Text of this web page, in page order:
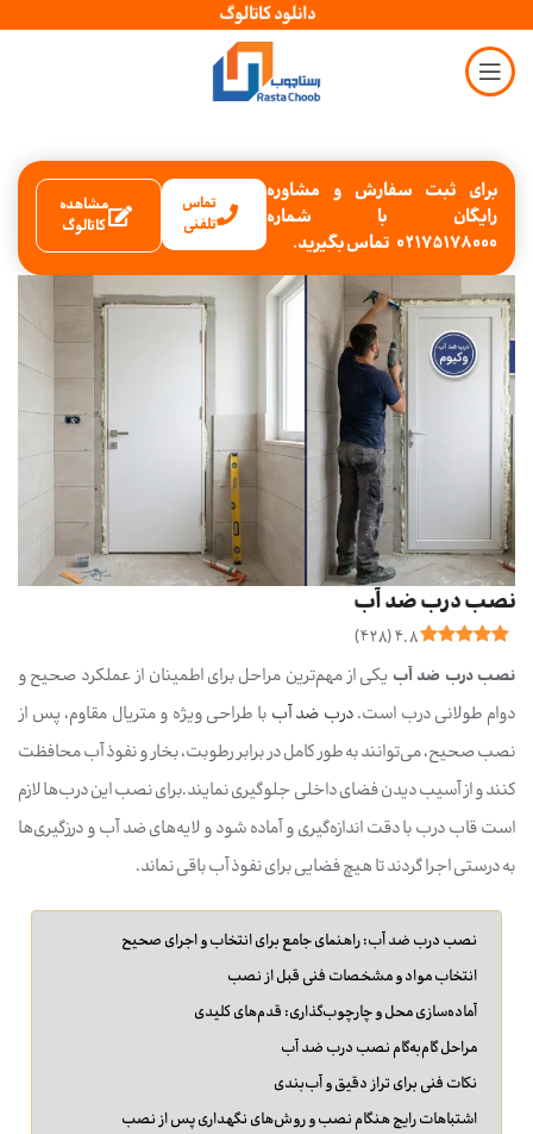
دانلود کاتالوگ
برای ثبت سفارش و مشاوره
رایگان با شماره
02175178000 تماس بگیرید.
تماس
تلفنی
مشاهده
کاتالوگ
نصب درب ضد آب
4.8
(
428
)
نصب درب ضد آب یکی از مهم‌ترین مراحل برای اطمینان از عملکرد صحیح و
دوام طولانی درب است.درب ضد آب با طراحی ویژه و متریال مقاوم، پس از
نصب صحیح، می‌توانند به طور کامل در برابر رطوبت، بخار و نفوذ آب محافظت
کنند و از آسیب دیدن فضای داخلی جلوگیری نمایند.برای نصب این درب‌ها لازم
است قاب درب با دقت اندازه‌گیری و آماده شود و لایه‌های ضد آب و درزگیری‌ها
به درستی اجرا گردند تا هیچ فضایی برای نفوذ آب باقی نماند.
نصب درب ضد آب: راهنمای جامع برای انتخاب و اجرای صحیح
انتخاب مواد و مشخصات فنی قبل از نصب
آماده‌سازی محل و چارچوب‌گذاری: قدم‌های کلیدی
مراحل گام‌به‌گام نصب درب ضد آب
نکات فنی برای تراز دقیق و آب‌بندی
اشتباهات رایج هنگام نصب و روش‌های نگهداری پس از نصب